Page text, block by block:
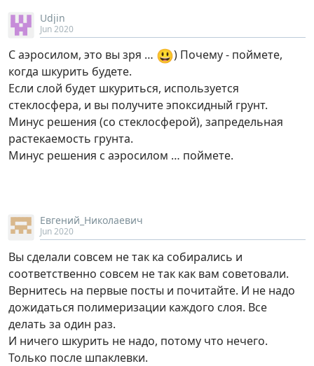
Udjin
Jun 2020
С аэросилом, это вы зря … 😃) Почему - поймете,
когда шкурить будете.
Если слой будет шкуриться, используется
стеклосфера, и вы получите эпоксидный грунт.
Минус решения (со стеклосферой), запредельная
растекаемость грунта.
Минус решения с аэросилом … поймете.
Евгений_Николаевич
Jun 2020
Вы сделали совсем не так ка собирались и
соответственно совсем не так как вам советовали.
Вернитесь на первые посты и почитайте. И не надо
дожидаться полимеризации каждого слоя. Все
делать за один раз.
И ничего шкурить не надо, потому что нечего.
Только после шпаклевки.